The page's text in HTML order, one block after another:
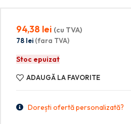
94,38 lei (cu TVA)
78 lei (fara TVA)
Stoc epuizat
ADAUGĂ LA FAVORITE
Dorești ofertă personalizată?